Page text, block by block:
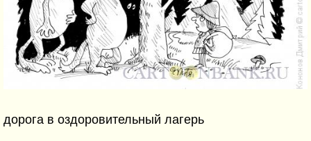
дорога в оздоровительный лагерь